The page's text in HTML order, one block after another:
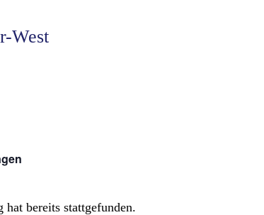
hat bereits stattgefunden.